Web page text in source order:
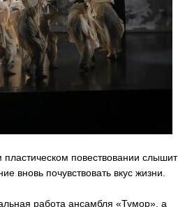
повествовании слышит
вновь почувствовать вкус жизни.
работа ансамбля «Тумор», а